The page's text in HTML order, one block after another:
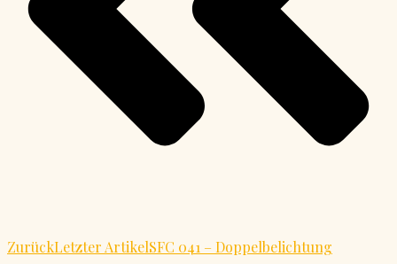
ZurückLetzter ArtikelSFC 041 – Doppelbelichtung